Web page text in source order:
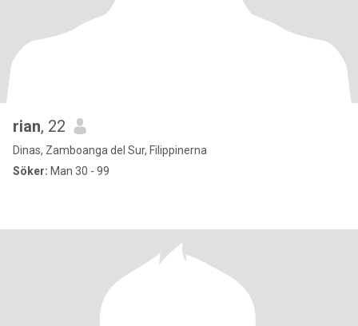
rian, 22
Dinas, Zamboanga del Sur, Filippinerna
Söker: Man 30 - 99